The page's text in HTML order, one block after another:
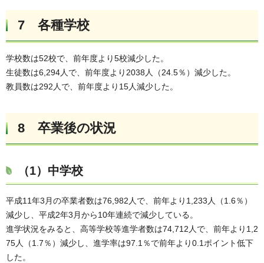
7 各種学校
学校数は52校で、前年度より5校減少した。
生徒数は6,294人で、前年度より2038人（24.5％）減少した。
教員数は292人で、前年度より15人減少した。
8 卒業後の状況
（1）中学校
平成11年3月の卒業者数は76,982人で、前年より1,233人（1.6％）
減少し、平成2年3月から10年連続で減少している。
進学状況をみると、高等学校等進学者数は74,712人で、前年より1,2
75人（1.7％）減少し、進学率は97.1％で前年より0.1ポイント低下
した。